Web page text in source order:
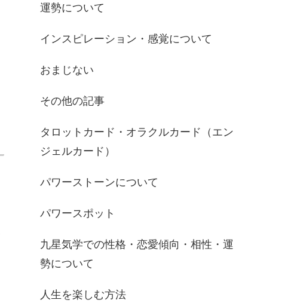
運勢について
インスピレーション・感覚について
おまじない
その他の記事
タロットカード・オラクルカード（エン
ジェルカード）
パワーストーンについて
パワースポット
九星気学での性格・恋愛傾向・相性・運
勢について
人生を楽しむ方法